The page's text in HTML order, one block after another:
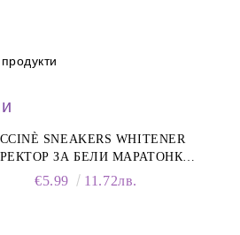
SNEAKERS WHITENER
ЗА БЕЛИ МАРАТОНКИ,
€5.99 11.72лв.